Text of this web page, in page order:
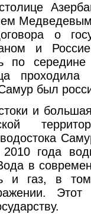
о
и
по середине
проходила
был
и
года
в
и газ, в